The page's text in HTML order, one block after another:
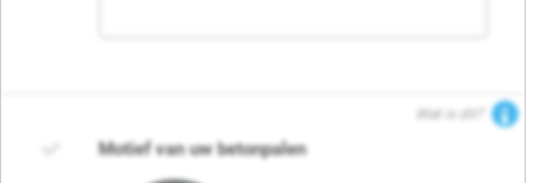
Wat is dit?
Motief van uw betonpalen